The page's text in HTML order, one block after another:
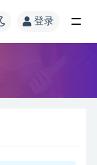
登录